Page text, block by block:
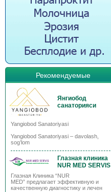
Рекомендуемые
Янгиобод
санаторияси
Yangiobod Sanatoriyasi
Yangiobod Sanatoriyasi – davolash,
sog’lom
Глазная клиника
NUR MED SERVIS
Глазная Клиника “NUR
MED” предлагает эффективную и
качественную диагностику и лечен